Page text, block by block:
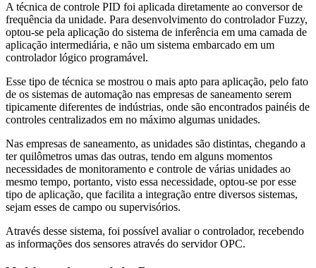
A técnica de controle PID foi aplicada diretamente ao conversor de
frequência da unidade. Para desenvolvimento do controlador Fuzzy,
optou-se pela aplicação do sistema de inferência em uma camada de
aplicação intermediária, e não um sistema embarcado em um
controlador lógico programável.
Esse tipo de técnica se mostrou o mais apto para aplicação, pelo fato
de os sistemas de automação nas empresas de saneamento serem
tipicamente diferentes de indústrias, onde são encontrados painéis de
controles centralizados em no máximo algumas unidades.
Nas empresas de saneamento, as unidades são distintas, chegando a
ter quilômetros umas das outras, tendo em alguns momentos
necessidades de monitoramento e controle de várias unidades ao
mesmo tempo, portanto, visto essa necessidade, optou-se por esse
tipo de aplicação, que facilita a integração entre diversos sistemas,
sejam esses de campo ou supervisórios.
Através desse sistema, foi possível avaliar o controlador, recebendo
as informações dos sensores através do servidor OPC.